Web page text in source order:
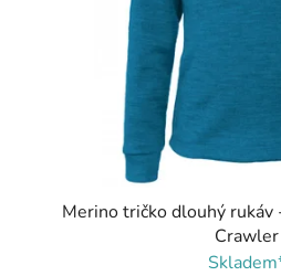
Merino tričko dlouhý
Crawler